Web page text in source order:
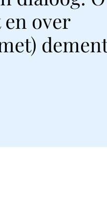
over